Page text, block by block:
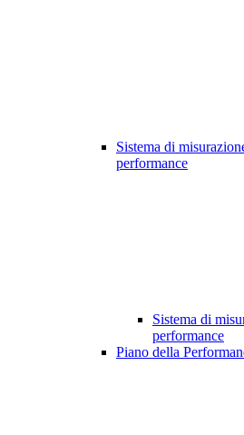
Sistema di
performance
Sistema di
performance
Piano della